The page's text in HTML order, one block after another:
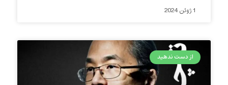
1 ژوئن 2024
از دست ندهید